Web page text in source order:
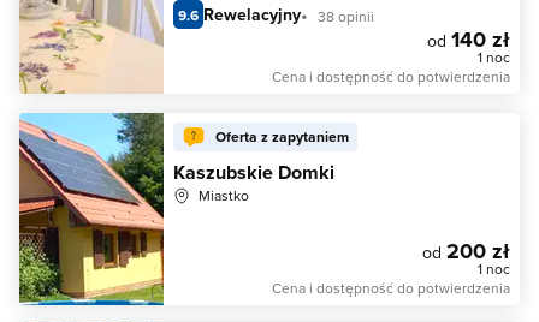
9.6 Rewelacyjny 38 opinii
od 140 zł
1 noc
Cena i dostępność do potwierdzenia
Oferta z zapytaniem
Kaszubskie Domki
Miastko
od 200 zł
1 noc
Cena i dostępność do potwierdzenia